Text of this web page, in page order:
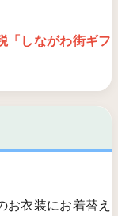
「しながわ街ギフ
衣装にお着替え